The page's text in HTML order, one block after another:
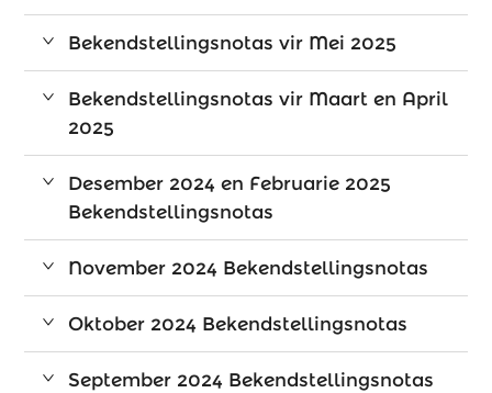
Bekendstellingsnotas vir Mei 2025
Bekendstellingsnotas vir Maart en April
2025
Desember 2024 en Februarie 2025
Bekendstellingsnotas
November 2024 Bekendstellingsnotas
Oktober 2024 Bekendstellingsnotas
September 2024 Bekendstellingsnotas